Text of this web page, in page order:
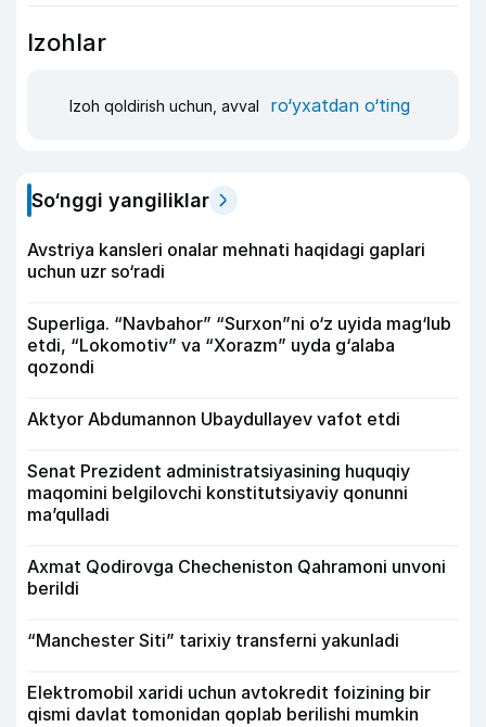
Izohlar
Izoh qoldirish uchun, avval ro‘yxatdan o‘ting
So‘nggi yangiliklar
Avstriya kansleri onalar mehnati haqidagi gaplari
uchun uzr so‘radi
Superliga. “Navbahor” “Surxon”ni o‘z uyida mag‘lub
etdi, “Lokomotiv” va “Xorazm” uyda g‘alaba
qozondi
Aktyor Abdu­mannon Ubaydullayev vafot etdi
Senat Prezident administratsiyasining huquqiy
maqomini belgilovchi konstitutsiyaviy qonunni
ma’qulladi
Axmat Qodirovga Checheniston Qahramoni unvoni
berildi
“Manchester Siti” tarixiy transferni yakunladi
Elektromobil xaridi uchun avtokredit foizining bir
qismi davlat tomonidan qoplab berilishi mumkin